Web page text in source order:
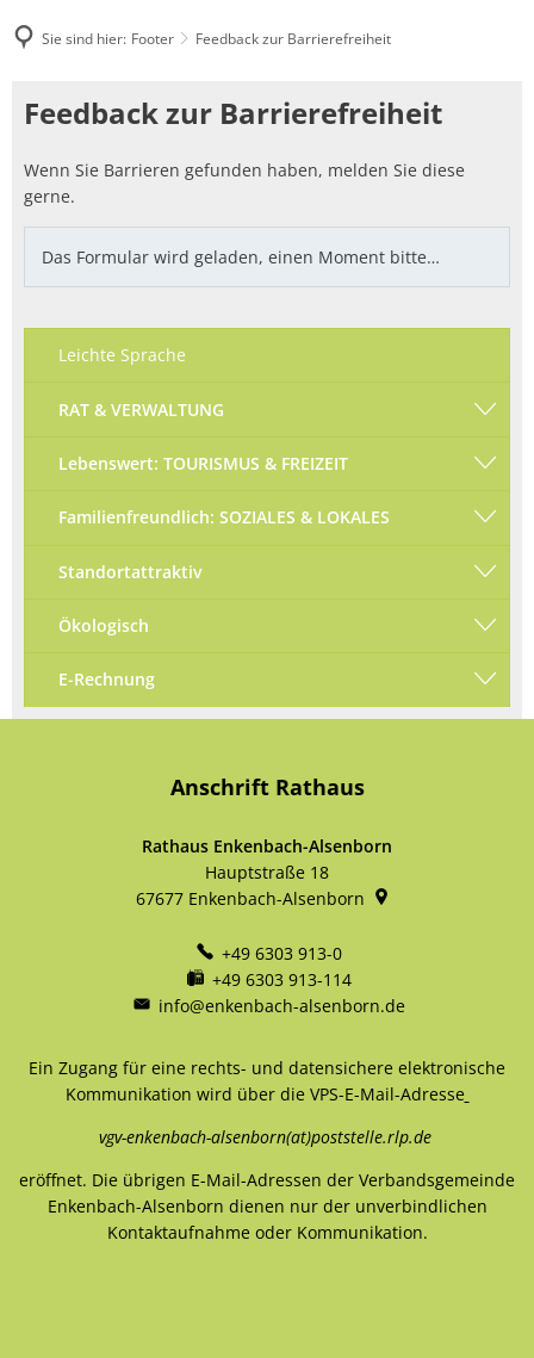
Sie sind hier: Footer Feedback zur Barrierefreiheit
Feedback
Barrierefreiheit
Feedback zur Barrierefreiheit
Wenn Sie Barrieren gefunden haben, melden Sie diese
gerne.
Das Formular wird geladen, einen Moment bitte…
Leichte Sprache
RAT & VERWALTUNG
Lebenswert: TOURISMUS & FREIZEIT
Familienfreundlich: SOZIALES & LOKALES
Standortattraktiv
Ökologisch
E-Rechnung
Anschrift Rathaus
Rathaus Enkenbach-Alsenborn
Hauptstraße 18
67677 Enkenbach-Alsenborn
+49 6303 913-0
+49 6303 913-114
info@enkenbach-alsenborn.de
Ein Zugang für eine rechts- und datensichere elektronische
Kommunikation wird über die VPS-E-Mail-Adresse
vgv-enkenbach-alsenborn(at)poststelle.rlp.de
eröffnet. Die übrigen E-Mail-Adressen der Verbandsgemeinde
Enkenbach-Alsenborn dienen nur der unverbindlichen
Kontaktaufnahme oder Kommunikation.